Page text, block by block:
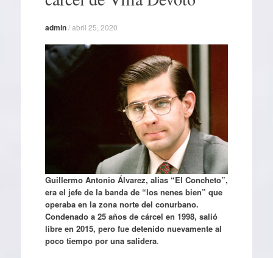
admin/abril 25, 2020
Guillermo Antonio Álvarez, alias “El Concheto”,
era el jefe de la banda de “los nenes bien” que
operaba en la zona norte del conurbano.
Condenado a 25 años de cárcel en 1998, salió
libre en 2015, pero fue detenido nuevamente al
poco tiempo por una salidera.